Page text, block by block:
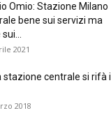
Omio: Stazione Milano
bene sui servizi ma
2021
stazione centrale si rifà il
2018